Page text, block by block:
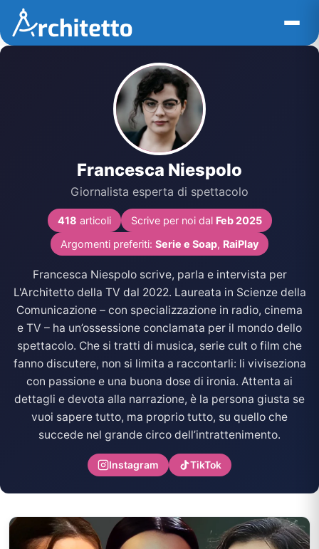
contenuto
Francesca Niespolo
Giornalista esperta di spettacolo
418 articoli Scrive per noi dal Feb 2025
Argomenti preferiti: Serie e Soap, RaiPlay
Francesca Niespolo scrive, parla e intervista per
L'Architetto della TV dal 2022. Laureata in Scienze della
Comunicazione – con specializzazione in radio, cinema
e TV – ha un’ossessione conclamata per il mondo dello
spettacolo. Che si tratti di musica, serie cult o film che
fanno discutere, non si limita a raccontarli: li viviseziona
con passione e una buona dose di ironia. Attenta ai
dettagli e devota alla narrazione, è la persona giusta se
vuoi sapere tutto, ma proprio tutto, su quello che
succede nel grande circo dell’intrattenimento.
Instagram TikTok